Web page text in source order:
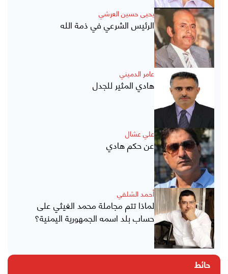
يحيى حسين العرشي
الرئيس الشرعي في ذمة الله
عامر الدميني
هادي المثير للجدل
علي عشال
عن حكم هادي
أحمد الشلفي
لماذا تتم مجاملة محمد الغيثي على
حساب بلد اسمه الجمهورية اليمنية؟
حائط